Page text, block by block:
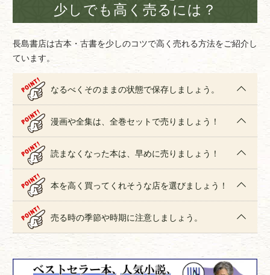
少しでも高く売るには？
長島書店は古本・古書を少しのコツで高く売れる方法をご紹介し
ています。
なるべくそのままの状態で保存しましょう。
漫画や全集は、全巻セットで売りましょう！
読まなくなった本は、早めに売りましょう！
本を高く買ってくれそうな店を選びましょう！
売る時の季節や時期に注意しましょう。